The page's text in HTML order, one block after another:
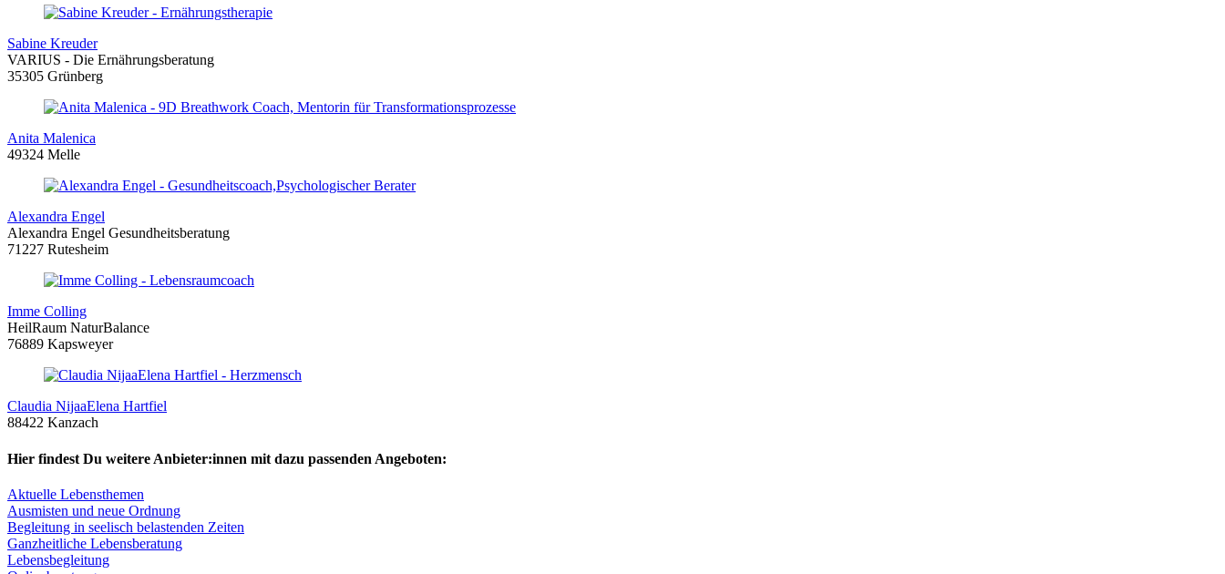
Sabine Kreuder
VARIUS - Die Ernährungsberatung
35305 Grünberg
Anita Malenica
49324 Melle
Alexandra Engel
Alexandra Engel Gesundheitsberatung
71227 Rutesheim
Imme Colling
HeilRaum NaturBalance
76889 Kapsweyer
Claudia NijaaElena Hartfiel
88422 Kanzach
Hier findest Du weitere Anbieter:innen mit dazu passenden Angeboten:
Aktuelle Lebensthemen
Ausmisten und neue Ordnung
Begleitung in seelisch belastenden Zeiten
Ganzheitliche Lebensberatung
Lebensbegleitung